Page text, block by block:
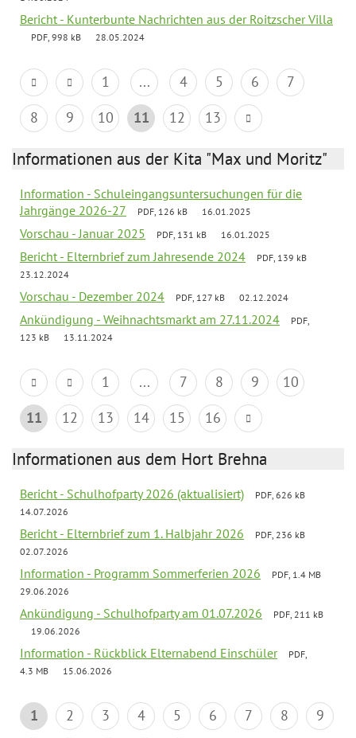
Bericht - Kunterbunte Nachrichten aus der Roitzscher Villa
PDF, 998 kB 28.05.2024
1 ... 4 5 6
7
8
9 10 11 12 13
Informationen aus der Kita "Max und Moritz"
Information - Schuleingangsuntersuchungen für die
Jahrgänge 2026-27
PDF, 126 kB 16.01.2025
Vorschau - Januar 2025 PDF, 131 kB 16.01.2025
Bericht - Elternbrief zum Jahresende 2024
PDF, 139 kB
23.12.2024
Vorschau - Dezember 2024 PDF, 127 kB 02.12.2024
Ankündigung - Weihnachtsmarkt am 27.11.2024
PDF,
123 kB
13.11.2024
1 ... 7 8 9
10
11
12 13 14 15 16
Informationen aus dem Hort Brehna
Bericht - Schulhofparty 2026 (aktualisiert)
PDF, 626 kB
14.07.2026
Bericht - Elternbrief zum 1. Halbjahr 2026
PDF, 236 kB
02.07.2026
Information - Programm Sommerferien 2026
PDF, 1.4 MB
29.06.2026
Ankündigung - Schulhofparty am 01.07.2026
PDF, 211 kB
19.06.2026
Information - Rückblick Elternabend Einschüler
PDF,
4.3 MB
15.06.2026
1 2 3 4 5 6 7 8
9